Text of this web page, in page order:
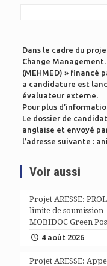
Dans le cadre du
Change
(MEHMED) » financé
a candidature est
évaluateur externe.
Pour plus
Le dossier de
anglaise et envoyé
l’adresse suivante :
Voir aussi
Projet ARESSE:
limite de soumission
MOBIDOC Green
4 août 2026
Projet ARESSE: